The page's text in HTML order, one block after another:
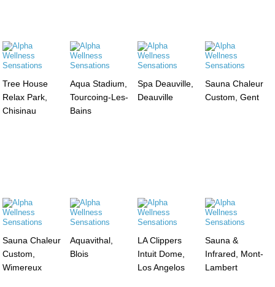
Tree House
Relax Park,
Chisinau
Aqua Stadium,
Tourcoing-Les-
Bains
Spa Deauville,
Deauville
Sauna Chaleur
Custom, Gent
Sauna Chaleur
Custom,
Wimereux
Aquavithal,
Blois
LA Clippers
Intuit Dome,
Los Angelos
Sauna &
Infrared, Mont-
Lambert